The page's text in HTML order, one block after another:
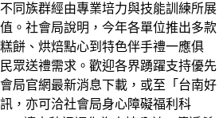
同族群經由專業培力與技能訓練所展
。社會局說明，今年各單位推出多款
餅、烘焙點心到特色伴手禮一應俱
眾送禮需求。歡迎各界踴躍支持優先
局官網最新消息下載，或至「台南好
，亦可洽社會局身心障礙福利科